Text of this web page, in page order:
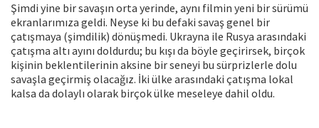
Şimdi yine bir savaşın orta yerinde, aynı filmin yeni bir sürümü
ekranlarımıza geldi. Neyse ki bu defaki savaş genel bir
çatışmaya (şimdilik) dönüşmedi. Ukrayna ile Rusya arasındaki
çatışma altı ayını doldurdu; bu kışı da böyle geçirirsek, birçok
kişinin beklentilerinin aksine bir seneyi bu sürprizlerle dolu
savaşla geçirmiş olacağız. İki ülke arasındaki çatışma lokal
kalsa da dolaylı olarak birçok ülke meseleye dahil oldu.